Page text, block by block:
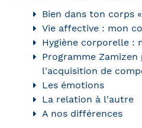
Bien dans ton corps
Vie affective : mon
Hygiène corporelle :
Programme
l'acquisition de
Les émotions
La relation à l'autre
A nos différences